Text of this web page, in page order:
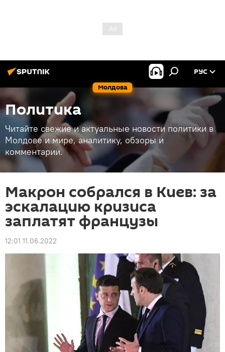
Молдова
РУС
Политика
Читайте свежие и актуальные новости политики в
Молдове и мире, аналитику, обзоры и
комментарии.
Макрон собрался в Киев: за
эскалацию кризиса
заплатят французы
12:01 11.06.2022